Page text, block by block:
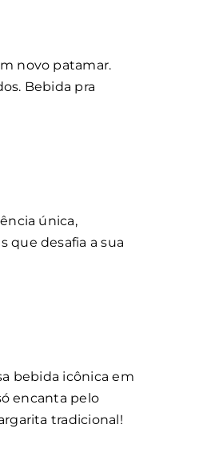
novo patamar.
Bebida pra
única,
que desafia a sua
bebida icônica em
encanta pelo
tradicional!